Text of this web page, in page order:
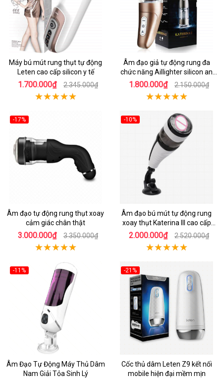
Máy bú mút rung thụt tự động
Leten cao cấp silicon y tế
1.700.000₫ 2.345.000₫
Âm đạo giả tự động rung đa
chức năng Aillighter silicon an
toàn
1.800.000₫ 2.150.000₫
-17%
Âm đạo tự động rung thụt xoay
cảm giác chân thật
3.000.000₫ 3.350.000₫
-10%
Âm đạo bú mút tự động rung
xoay thụt Katerina III cao cấp
siêu thực
2.000.000₫ 2.520.000₫
-11%
Âm Đạo Tự Động Máy Thủ Dâm
Nam Giải Tỏa Sinh Lý
-21%
Cốc thủ dâm Leten Z9 kết nối
mobile hiện đại mềm mịn